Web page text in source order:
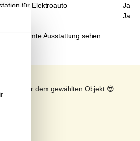
für Elektroauto
Ja
Ja
Gesamte Ausstattung sehen
über dem gewählten Objekt 😎